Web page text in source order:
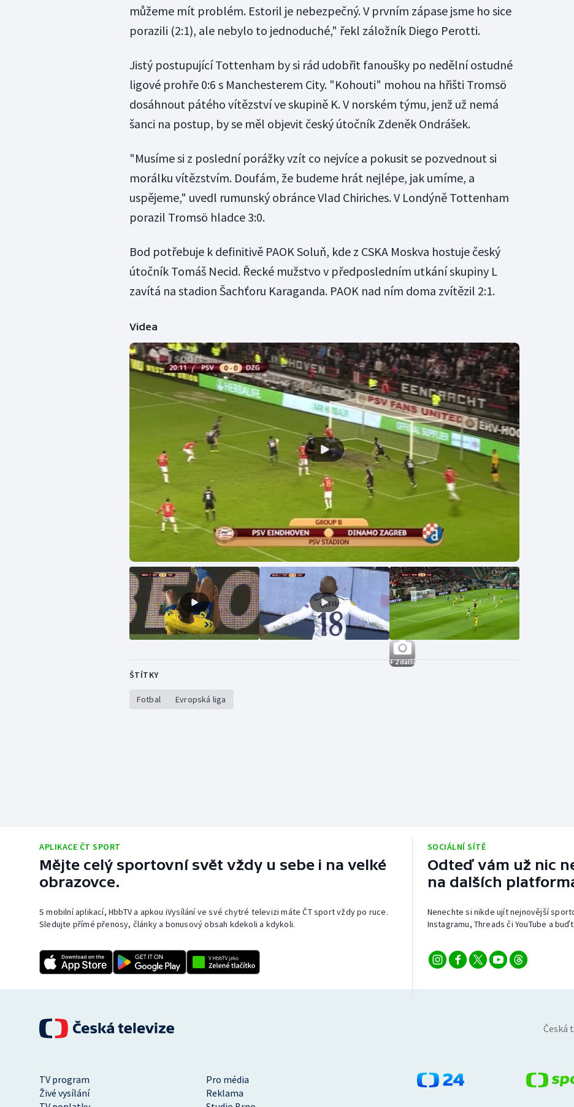
můžeme mít problém. Estoril je nebezpečný. V prvním zápase jsme ho sice
porazili (2:1), ale nebylo to jednoduché," řekl záložník Diego Perotti.
Jistý postupující Tottenham by si rád udobřit fanoušky po nedělní ostudné
ligové prohře 0:6 s Manchesterem City. "Kohouti" mohou na hřišti Tromsö
dosáhnout pátého vítězství ve skupině K. V norském týmu, jenž už nemá
šanci na postup, by se měl objevit český útočník Zdeněk Ondrášek.
"Musíme si z poslední porážky vzít co nejvíce a pokusit se pozvednout si
morálku vítězstvím. Doufám, že budeme hrát nejlépe, jak umíme, a
uspějeme," uvedl rumunský obránce Vlad Chiriches. V Londýně Tottenham
porazil Tromsö hladce 3:0.
Bod potřebuje k definitivě PAOK Soluň, kde z CSKA Moskva hostuje český
útočník Tomáš Necid. Řecké mužstvo v předposledním utkání skupiny L
zavítá na stadion Šachťoru Karaganda. PAOK nad ním doma zvítězil 2:1.
Videa
+ 2 další
ŠTÍTKY
Fotbal Evropská liga
APLIKACE ČT SPORT
Mějte celý sportovní svět vždy u sebe i na velké
obrazovce.
S mobilní aplikací, HbbTV a apkou iVysílání ve své chytré televizi máte ČT sport vždy po ruce.
Sledujte přímé přenosy, články a bonusový obsah kdekoli a kdykoli.
SOCIÁLNÍ SÍTĚ
Odteď vám už nic
na dalších
Nenechte si nikde ujít nejnovější
Instagramu, Threads či YouTube a
Česká
TV program
Pro média
Živé vysílání
Reklama